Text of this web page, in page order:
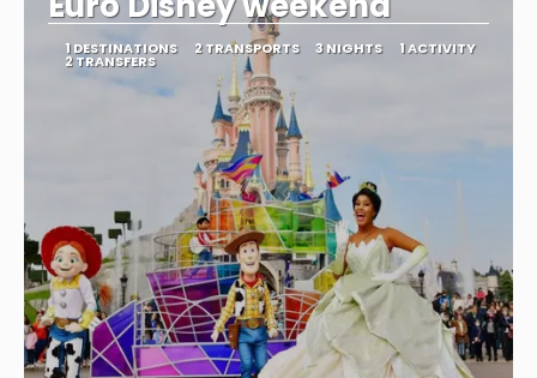
1 DESTINATIONS 2 TRANSPORTS 3 NIGHTS 1 ACTIVITY
2 TRANSFERS